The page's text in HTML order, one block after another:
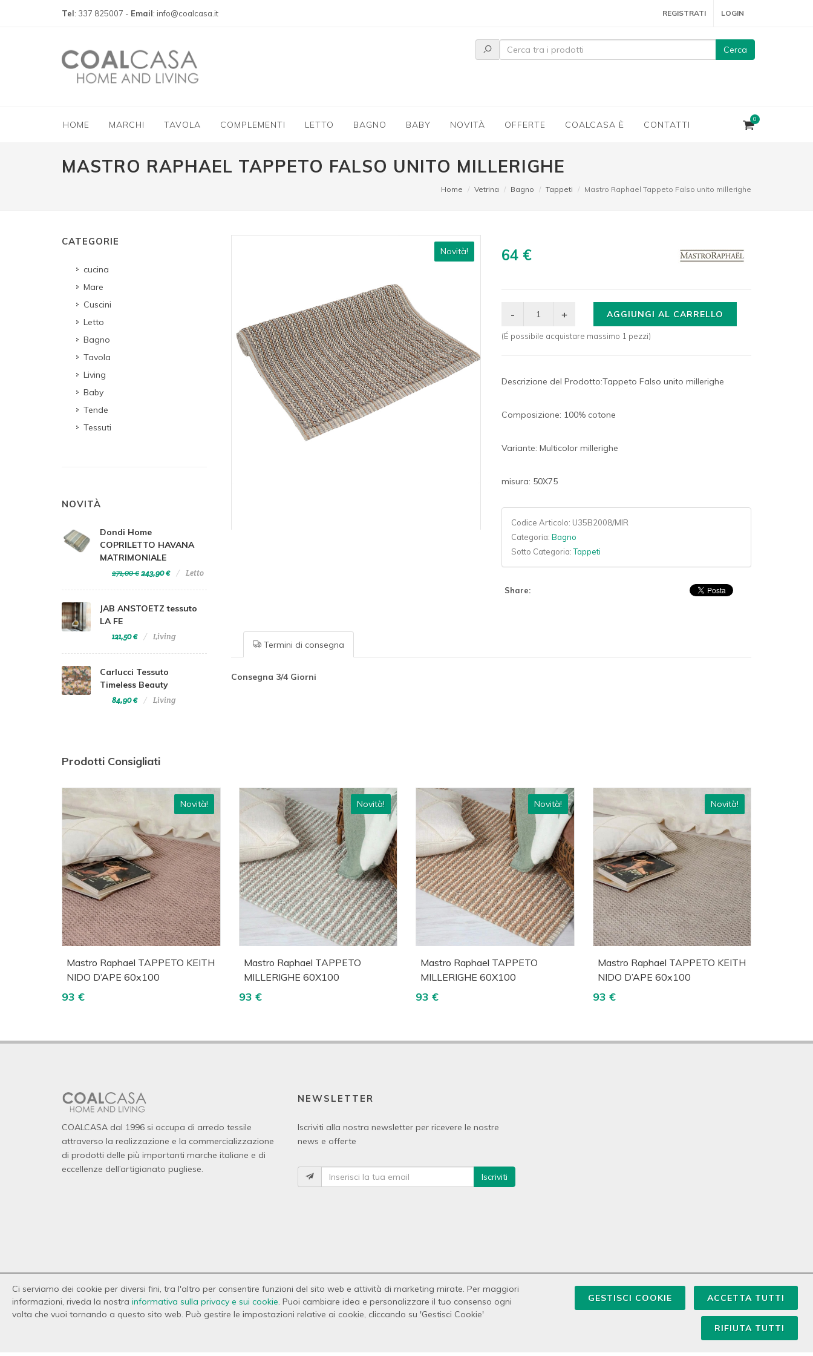
Ci serviamo dei cookie per diversi fini, tra l'altro per consentire funzioni del sito web e attività di marketing mirate. Per maggiori
informazioni, riveda la nostra informativa sulla privacy e sui cookie. Puoi cambiare idea e personalizzare il tuo consenso ogni
volta che vuoi tornando a questo sito web. Può gestire le impostazioni relative ai cookie, cliccando su 'Gestisci Cookie'
GESTISCI COOKIE ACCETTA TUTTI
RIFIUTA TUTTI
Tel: 337 825007 - Email: info@coalcasa.it REGISTRATI LOGIN
Cerca
HOME MARCHI TAVOLA COMPLEMENTI LETTO BAGNO BABY NOVITÀ OFFERTE COALCASA È CONTATTI
0
MASTRO RAPHAEL TAPPETO FALSO UNITO MILLERIGHE
Home Vetrina Bagno Tappeti Mastro Raphael Tappeto Falso unito millerighe
Novità! 64 €
AGGIUNGI AL CARRELLO
(É possibile acquistare massimo 1 pezzi)
Descrizione del Prodotto:Tappeto Falso unito millerighe
Composizione: 100% cotone
Variante: Multicolor millerighe
misura: 50X75
Codice Articolo: U35B2008/MIR
Categoria:Bagno
Sotto Categoria:Tappeti
Share:
Termini di consegna
Consegna 3/4 Giorni
CATEGORIE
cucina
Mare
Cuscini
Letto
Bagno
Tavola
Living
Baby
Tende
Tessuti
NOVITÀ
Dondi Home
COPRILETTO HAVANA
MATRIMONIALE
271,00 €243,90 € Letto
JAB ANSTOETZ tessuto
LA FE
121,50 € Living
Carlucci Tessuto
Timeless Beauty
84,90 € Living
Prodotti Consigliati
Novità!
Acquista Visualizza
Mastro Raphael TAPPETO KEITH
NIDO D’APE 60x100
93 €
Novità!
Acquista Visualizza
Mastro Raphael TAPPETO
MILLERIGHE 60X100
93 €
Novità!
Acquista Visualizza
Mastro Raphael TAPPETO
MILLERIGHE 60X100
93 €
Novità!
Acquista Visualizza
Mastro Raphael TAPPETO KEITH
NIDO D’APE 60x100
93 €
COALCASA dal 1996 si occupa di arredo tessile
attraverso la realizzazione e la commercializzazione
di prodotti delle più importanti marche italiane e di
eccellenze dell’artigianato pugliese.
NEWSLETTER
Iscriviti alla nostra newsletter per ricevere le nostre
news e offerte
Iscriviti
© 2026 Copyright Coal Casa. Tutti i diritti riservati. P.IVA 01685490748
Privacy-Cookie Policy-Gestisci Cookie-Credits